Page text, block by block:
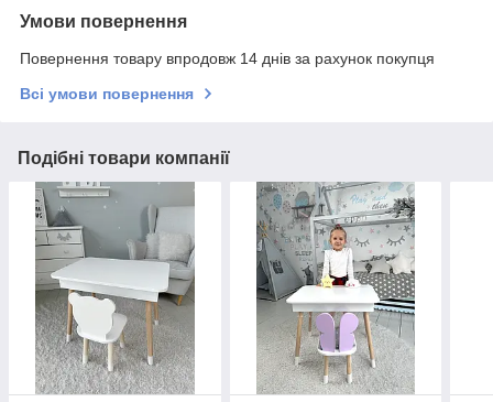
Умови повернення
Повернення товару впродовж 14 днів за рахунок покупця
Всі умови повернення
Подібні товари компанії